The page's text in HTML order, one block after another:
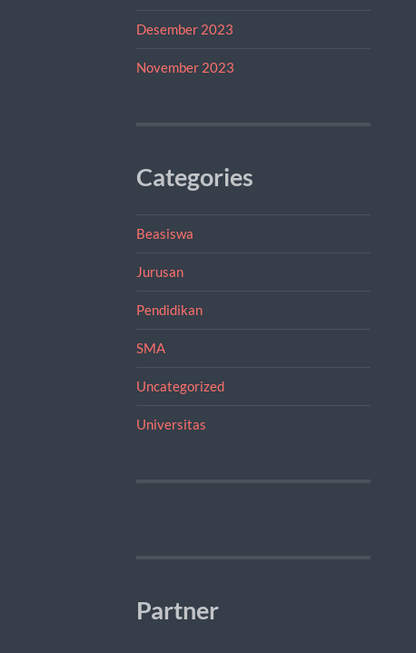
Desember 2023
November 2023
Categories
Beasiswa
Jurusan
Pendidikan
SMA
Uncategorized
Universitas
Partner